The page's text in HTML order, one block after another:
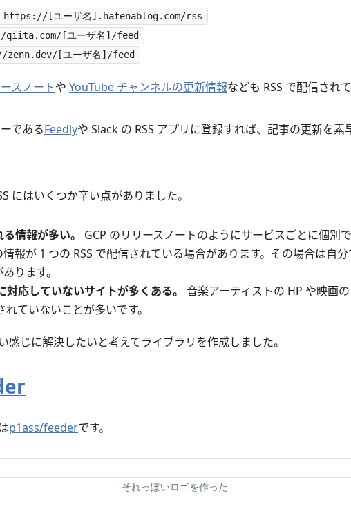
https://[ユーザ名].hatenablog.com/rss
[ユーザ名]/feed
[ユーザ名]/feed
スノートや YouTube チャンネルの更新情報なども RSS で配信されて
であるFeedlyや Slack の RSS アプリに登録すれば、記事の更新を素
にはいくつか辛い点がありました。
情報が多い。
GCP のリリースノートのようにサービスごとに個別
報が 1 つの RSS で配信されている場合があります。その場合は自
ります。
対応していないサイトが多くある。
音楽アーティストの HP や映画
れていないことが多いです。
感じに解決したいと考えてライブラリを作成しました。
p1ass/feederです。
それっぽいロゴを作った